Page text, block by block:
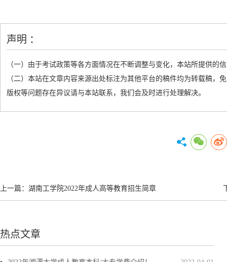
声明 ：
（一）由于考试政策等各方面情况在不断调整与变化，本站所提供的
（二）本站在文章内容来源出处标注为其他平台的稿件均为转载稿
版权等问题存在异议请与本站联系，我们会及时进行处理解决。
上一篇： 湖南工学院2022年成人高等教育招生简章
热点文章